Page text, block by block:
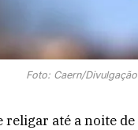
Foto: Caern/Divulgação
religar até a noite